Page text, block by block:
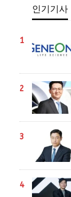
인기기사
1
2
3
4